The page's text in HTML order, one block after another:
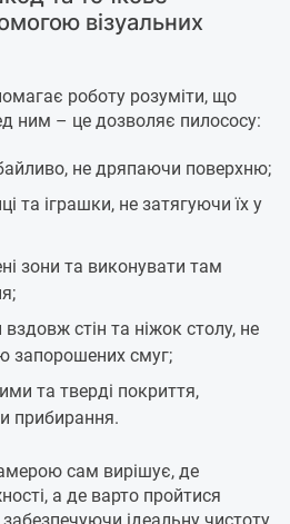
візуальних
роботу розуміти, що
ним – це дозволяє пилососу:
не дряпаючи поверхню;
та іграшки, не затягуючи їх у
зони та виконувати там
стін та ніжок столу, не
запорошених смуг;
та тверді покриття,
прибирання.
сам вирішує, де
а де варто пройтися